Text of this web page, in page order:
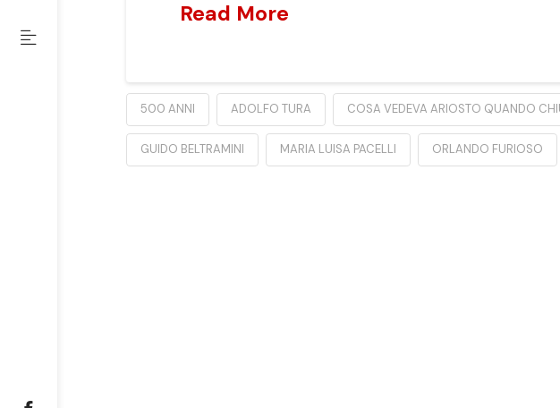
Read More
500 ANNI ADOLFO TURA COSA VEDEVA ARIOSTO QUANDO
GUIDO BELTRAMINI MARIA LUISA PACELLI ORLANDO FURIOSO